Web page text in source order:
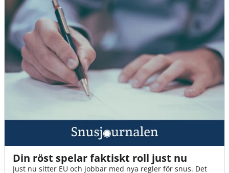
Din röst spelar faktiskt roll just nu
Just nu sitter EU och jobbar med nya regler för snus. Det